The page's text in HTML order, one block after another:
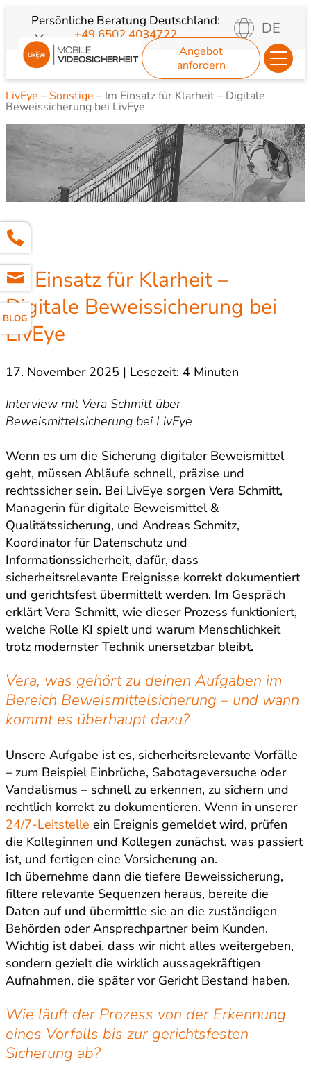
Inhalt
springen
Persönliche Beratung Deutschland:
+49 6502 4034722
DE
Angebot
anfordern
BLOG
LivEye – Sonstige – Im Einsatz für Klarheit – Digitale
Beweissicherung bei LivEye
Im Einsatz für Klarheit –
Digitale Beweissicherung bei
LivEye
17. November 2025 | Lesezeit: 4 Minuten
Interview mit Vera Schmitt über
Beweismittelsicherung bei LivEye
Wenn es um die Sicherung digitaler Beweismittel
geht, müssen Abläufe schnell, präzise und
rechtssicher sein. Bei LivEye sorgen Vera Schmitt,
Managerin für digitale Beweismittel &
Qualitätssicherung, und Andreas Schmitz,
Koordinator für Datenschutz und
Informationssicherheit, dafür, dass
sicherheitsrelevante Ereignisse korrekt dokumentiert
und gerichtsfest übermittelt werden. Im Gespräch
erklärt Vera Schmitt, wie dieser Prozess funktioniert,
welche Rolle KI spielt und warum Menschlichkeit
trotz modernster Technik unersetzbar bleibt.
Vera, was gehört zu deinen Aufgaben im
Bereich Beweismittelsicherung – und wann
kommt es überhaupt dazu?
Unsere Aufgabe ist es, sicherheitsrelevante Vorfälle
– zum Beispiel Einbrüche, Sabotageversuche oder
Vandalismus – schnell zu erkennen, zu sichern und
rechtlich korrekt zu dokumentieren. Wenn in unserer
24/7-Leitstelle ein Ereignis gemeldet wird, prüfen
die Kolleginnen und Kollegen zunächst, was passiert
ist, und fertigen eine Vorsicherung an.
Ich übernehme dann die tiefere Beweissicherung,
filtere relevante Sequenzen heraus, bereite die
Daten auf und übermittle sie an die zuständigen
Behörden oder Ansprechpartner beim Kunden.
Wichtig ist dabei, dass wir nicht alles weitergeben,
sondern gezielt die wirklich aussagekräftigen
Aufnahmen, die später vor Gericht Bestand haben.
Wie läuft der Prozess von der Erkennung
eines Vorfalls bis zur gerichtsfesten
Sicherung ab?